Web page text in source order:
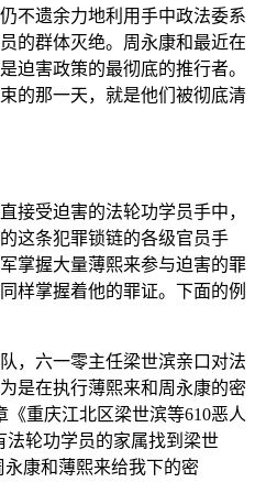
不遗余力地利用手中政法委系
的群体灭绝。周永康和最近在
迫害政策的最彻底的推行者。
的那一天，就是他们被彻底清
接受迫害的法轮功学员手中，
这条犯罪锁链的各级官员手
掌握大量薄熙来参与迫害的罪
样掌握着他的罪证。下面的例
，六一零主任梁世滨亲口对法
是在执行薄熙来和周永康的密
重庆江北区梁世滨等610恶人
法轮功学员的家属找到梁世
康和薄熙来给我下的密